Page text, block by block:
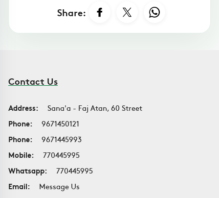
Share:
Contact Us
Address:
Sana'a - Faj Atan, 60 Street
Phone:
9671450121
Phone:
9671445993
Mobile:
770445995
Whatsapp:
770445995
Email:
Message Us